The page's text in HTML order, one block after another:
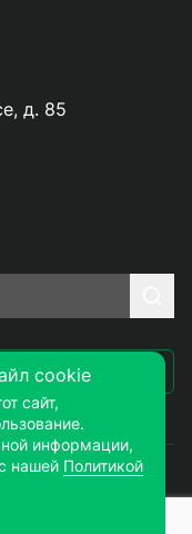
д. 85
письмо
компонентов
cookie
сайт,
информации,
нашей Политикой